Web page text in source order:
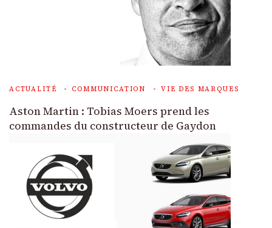
ACTUALITÉ COMMUNICATION VIE DES MARQUES
Aston Martin : Tobias Moers prend les
commandes du constructeur de Gaydon